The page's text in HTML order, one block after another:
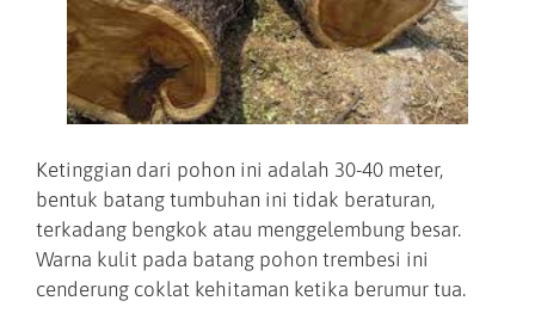
Ketinggian dari pohon ini adalah 30-40 meter,
bentuk batang tumbuhan ini tidak beraturan,
terkadang bengkok atau menggelembung besar.
Warna kulit pada batang pohon trembesi ini
cenderung coklat kehitaman ketika berumur tua.